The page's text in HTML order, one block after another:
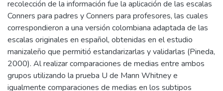
recolección de la información fue la aplicación de las escalas
Conners para padres y Conners para profesores, las cuales
correspondieron a una versión colombiana adaptada de las
escalas originales en español, obtenidas en el estudio
manizaleño que permitió estandarizarlas y validarlas (Pineda,
2000). Al realizar comparaciones de medias entre ambos
grupos utilizando la prueba U de Mann Whitney e
igualmente comparaciones de medias en los subtipos